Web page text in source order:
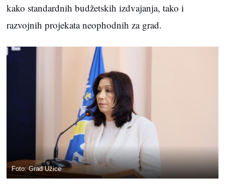
kako standardnih budžetskih izdvajanja, tako i
razvojnih projekata neophodnih za grad.
Foto: Grad Užice